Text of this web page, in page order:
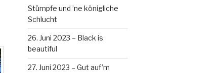
Stümpfe und ’ne königliche
Schlucht
26. Juni 2023 – Black is
beautiful
27. Juni 2023 – Gut auf’m